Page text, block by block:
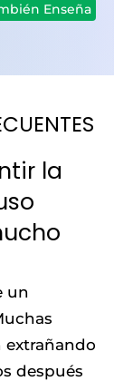
Enseña
la
un
extrañando
después